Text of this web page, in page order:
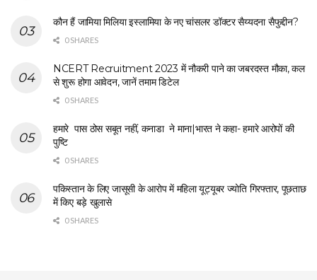
कौन हैं जामिया मिलिया इस्लामिया के नए चांसलर डॉक्टर सैय्यदना सैफुद्दीन?
0 SHARES
NCERT Recruitment 2023 में नौकरी पाने का जबरदस्त मौका, कल
से शुरू होगा आवेदन, जानें तमाम डिटेल
0 SHARES
हमारे पास ठोस सबूत नहीं, कनाडा ने माना|भारत ने कहा- हमारे आरोपों की
पुष्टि
0 SHARES
पकिस्तान के लिए जासूसी के आरोप में महिला यूट्यूबर ज्योति गिरफ्तार, पूछताछ
में किए बड़े खुलासे
0 SHARES